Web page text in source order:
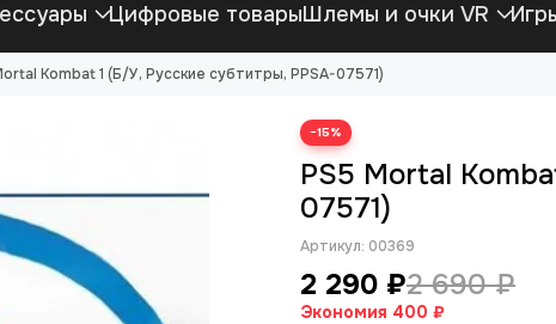
Цифровые товарыШлемы и очки VR
Kombat 1 (Б/У, Русские субтитры, PPSA-07571)
−15%
PS5 Mortal
07571)
Артикул: 00369
2 290 ₽2 690 ₽
Экономия 400 ₽